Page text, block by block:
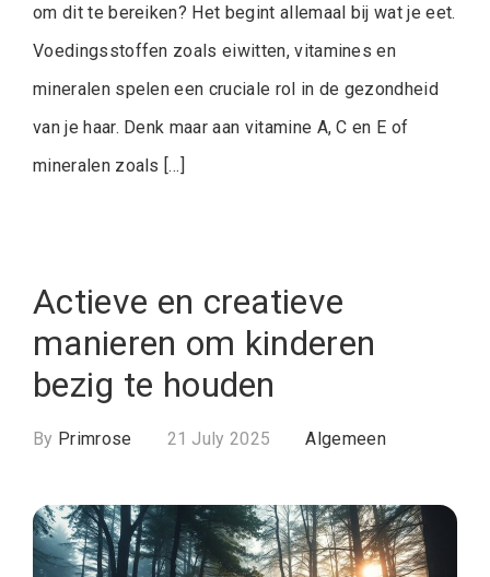
om dit te bereiken? Het begint allemaal bij wat je eet.
Voedingsstoffen zoals eiwitten, vitamines en
mineralen spelen een cruciale rol in de gezondheid
van je haar. Denk maar aan vitamine A, C en E of
mineralen zoals […]
Actieve en creatieve
manieren om kinderen
bezig te houden
By Primrose 21 July 2025 Algemeen